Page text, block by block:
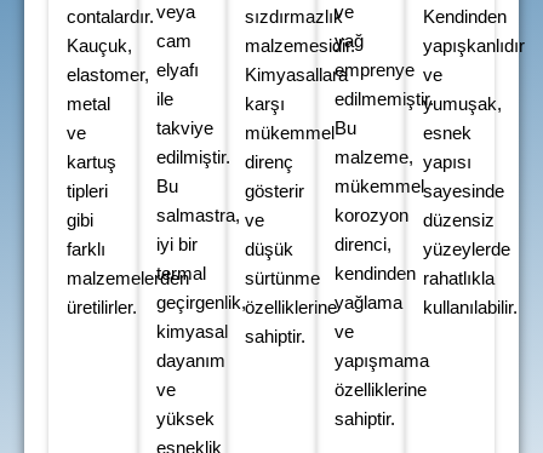
contalardır.
Kauçuk,
elastomer,
metal
ve
kartuş
tipleri
gibi
farklı
malzemelerden
üretilirler.
veya
cam
elyafı
ile
takviye
edilmiştir.
Bu
salmastra,
iyi bir
termal
geçirgenlik,
kimyasal
dayanım
ve
yüksek
esneklik
sızdırmazlık
malzemesidir.
Kimyasallara
karşı
mükemmel
direnç
gösterir
ve
düşük
sürtünme
özelliklerine
sahiptir.
ve
yağ
emprenye
edilmemiştir.
Bu
malzeme,
mükemmel
korozyon
direnci,
kendinden
yağlama
ve
yapışmama
özelliklerine
sahiptir.
Kendinden
yapışkanlıdır
ve
yumuşak,
esnek
yapısı
sayesinde
düzensiz
yüzeylerde
rahatlıkla
kullanılabilir.